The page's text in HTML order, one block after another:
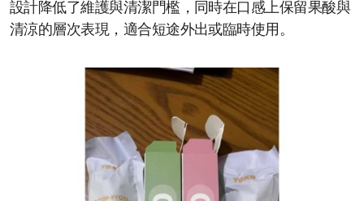
設計降低了維護與清潔門檻，同時在口感上保留果酸與
清涼的層次表現，適合短途外出或臨時使用。